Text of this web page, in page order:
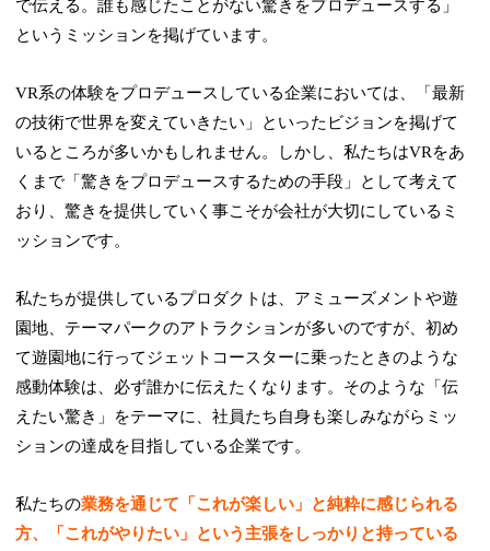
で伝える。誰も感じたことがない驚きをプロデュースする」
というミッションを掲げています。
VR系の体験をプロデュースしている企業においては、「最新
の技術で世界を変えていきたい」といったビジョンを掲げて
いるところが多いかもしれません。しかし、私たちはVRをあ
くまで「驚きをプロデュースするための手段」として考えて
おり、驚きを提供していく事こそが会社が大切にしているミ
ッションです。
私たちが提供しているプロダクトは、アミューズメントや遊
園地、テーマパークのアトラクションが多いのですが、初め
て遊園地に行ってジェットコースターに乗ったときのような
感動体験は、必ず誰かに伝えたくなります。そのような「伝
えたい驚き」をテーマに、社員たち自身も楽しみながらミッ
ションの達成を目指している企業です。
私たちの業務を通じて「これが楽しい」と純粋に感じられる
方、「これがやりたい」という主張をしっかりと持っている